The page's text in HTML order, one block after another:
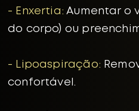
- Enxertia: Aumentar o
do corpo) ou
- Lipoaspiração:
confortável.